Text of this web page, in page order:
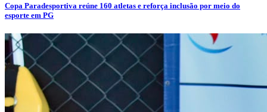
Copa Paradesportiva reúne 160 atletas e reforça inclusão por meio do
esporte em PG